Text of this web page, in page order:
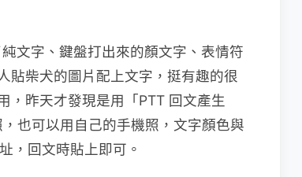
文字、鍵盤打出來的顏文字、表情符
貼柴犬的圖片配上文字，挺有趣的很
，昨天才發現是用「PTT 回文產生
也可以用自己的手機照，文字顏色與
，回文時貼上即可。